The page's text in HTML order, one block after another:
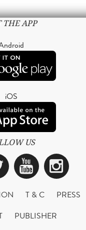
THE APP
iOS
US
Twitter
T & C
PRESS
PUBLISHER